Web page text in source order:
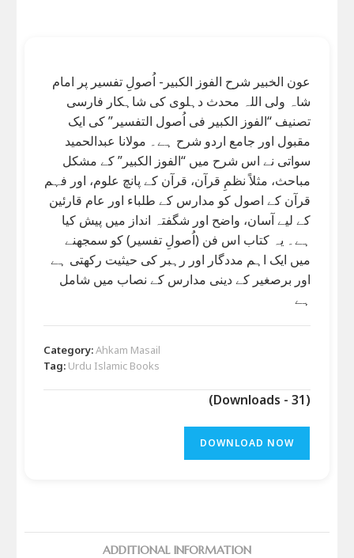
عون الخبیر شرح الفوز الکبیر- اُصولِ تفسیر پر امام
شاہ ولی اللہ محدث دہلوی کی شاہکار فارسی
تصنیف “الفوز الکبیر فی اُصول التفسیر” کی ایک
مقبول اور جامع اردو شرح ہے۔ مولانا عبدالحمید
سواتی نے اس شرح میں “الفوز الکبیر” کے مشکل
مباحث، مثلاً نظمِ قرآن، قرآن کے پانچ علوم، اور فہم
قرآن کے اصول کو مدارس کے طلباء اور عام قارئین
کے لیے آسان، واضح اور شگفتہ انداز میں پیش کیا
ہے۔ یہ کتاب اس فن (اُصولِ تفسیر) کو سمجھنے
میں ایک اہم مددگار اور رہبر کی حیثیت رکھتی ہے
اور برصغیر کے دینی مدارس کے نصاب میں شامل
ہے
Category:Ahkam Masail
Tag: Urdu Islamic Books
(Downloads - 31)
DOWNLOAD NOW
ADDITIONAL INFORMATION